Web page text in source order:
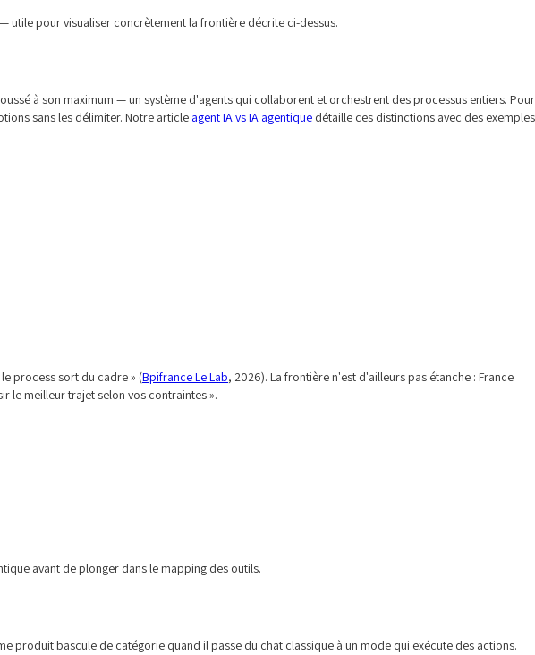
utile pour visualiser concrètement la frontière décrite ci-dessus.
à son maximum — un système d'agents qui collaborent et orchestrent des processus entiers. Pour
sans les délimiter. Notre article agent IA vs IA agentique détaille ces distinctions avec des exemples
process sort du cadre » (Bpifrance Le Lab, 2026). La frontière n'est d'ailleurs pas étanche : France
le meilleur trajet selon vos contraintes ».
avant de plonger dans le mapping des outils.
produit bascule de catégorie quand il passe du chat classique à un mode qui exécute des actions.